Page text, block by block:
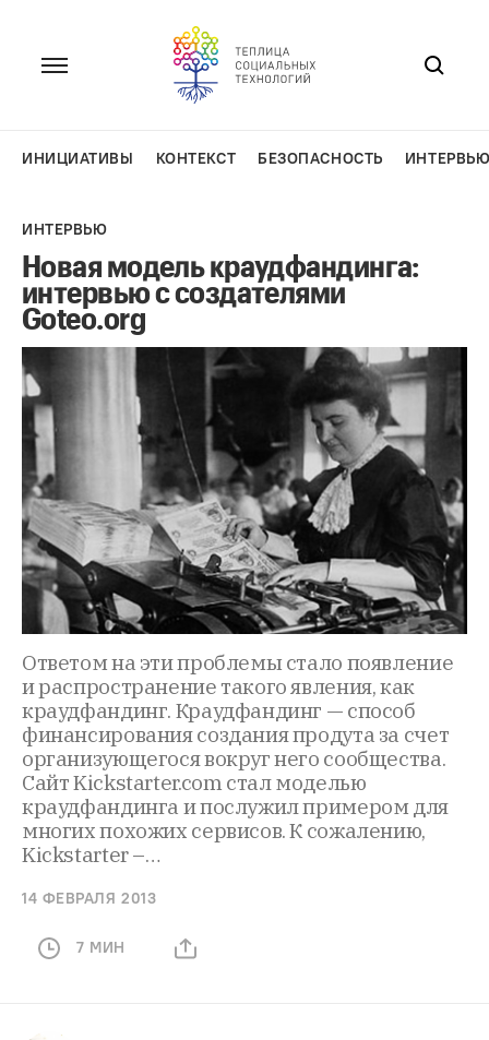
ИНИЦИАТИВЫ КОНТЕКСТ БЕЗОПАСНОСТЬ
ИНТЕРВЬЮ
Новая модель краудфандинга:
интервью с создателями
Goteo.org
Ответом на эти проблемы стало появление
и распространение такого явления, как
краудфандинг. Краудфандинг — способ
финансирования создания продута за счет
организующегося вокруг него сообщества.
Сайт Kickstarter.com стал моделью
краудфандинга и послужил примером для
многих похожих сервисов. К сожалению,
Kickstarter –…
14 ФЕВРАЛЯ 2013
7 МИН